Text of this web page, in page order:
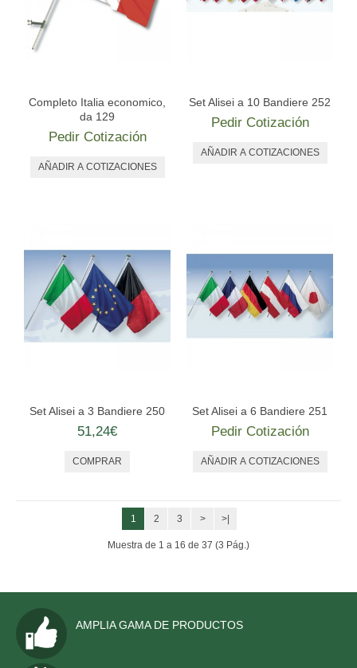
Completo Italia economico,
da 129
Pedir Cotización
Set Alisei a 10 Bandiere 252
Pedir Cotización
Set Alisei a 3 Bandiere 250
51,24€
Set Alisei a 6 Bandiere 251
Pedir Cotización
1 2 3 > >|
Muestra de 1 a 16 de 37 (3 Pág.)
AMPLIA GAMA DE PRODUCTOS